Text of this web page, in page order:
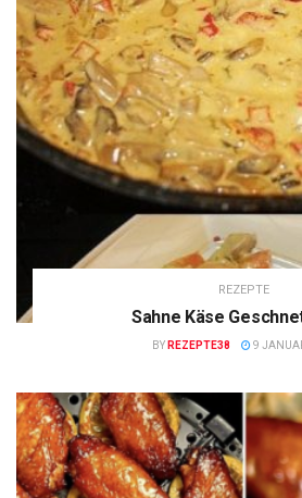
REZEPTE
Sahne Käse
BY REZEPTE38 9